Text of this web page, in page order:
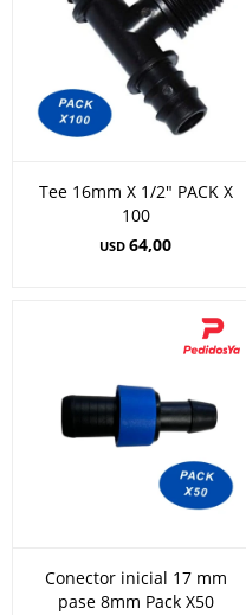
Tee 16mm X 1/2" PACK X
100
USD 64,00
Conector inicial 17 mm
pase 8mm Pack X50